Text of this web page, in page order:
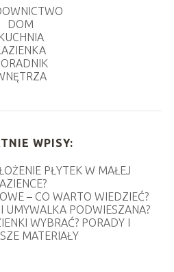
DOM
WPISY:
PŁYTEK W MAŁEJ
– CO WARTO WIEDZIEĆ?
UMYWALKA PODWIESZANA?
WYBRAĆ? PORADY I
MATERIAŁY